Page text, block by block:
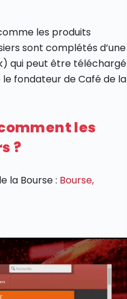
les produits
sont complétés d’une
qui peut être téléchargé
fondateur de Café de la
les
?
la Bourse : Bourse,